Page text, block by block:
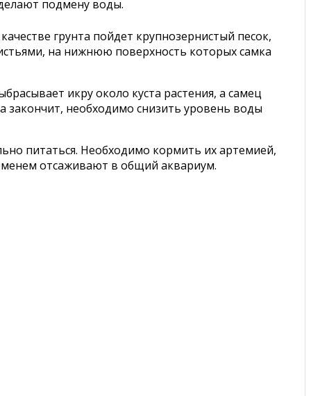
подмену воды.
грунта пойдет крупнозернистый песок,
на нижнюю поверхность которых самка
икру около куста растения, а самец
закончит, необходимо снизить уровень воды
питаться. Необходимо кормить их артемией,
отсаживают в общий аквариум.